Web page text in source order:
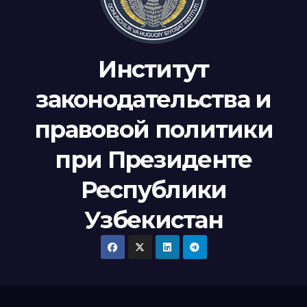
Институт
законодательства и
правовой политики
при Президенте
Республики
Узбекистан